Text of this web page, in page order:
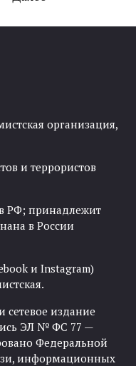
организация,
и террористов
РФ; принадлежит
в России
и Instagram)
издание
ЭЛ № ФС 77 —
Федеральной
информационных